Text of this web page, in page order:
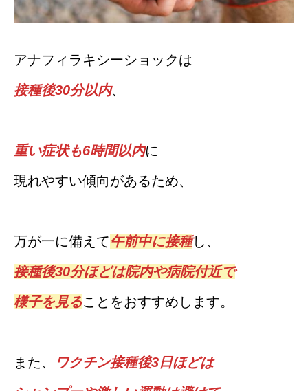
アナフィラキシーショックは
接種後30分以内、
重い症状も6時間以内に
現れやすい傾向があるため、
万が一に備えて午前中に接種し、
接種後30分ほどは院内や病院付近で
様子を見ることをおすすめします。
また、
ワクチン接種後3日ほどは